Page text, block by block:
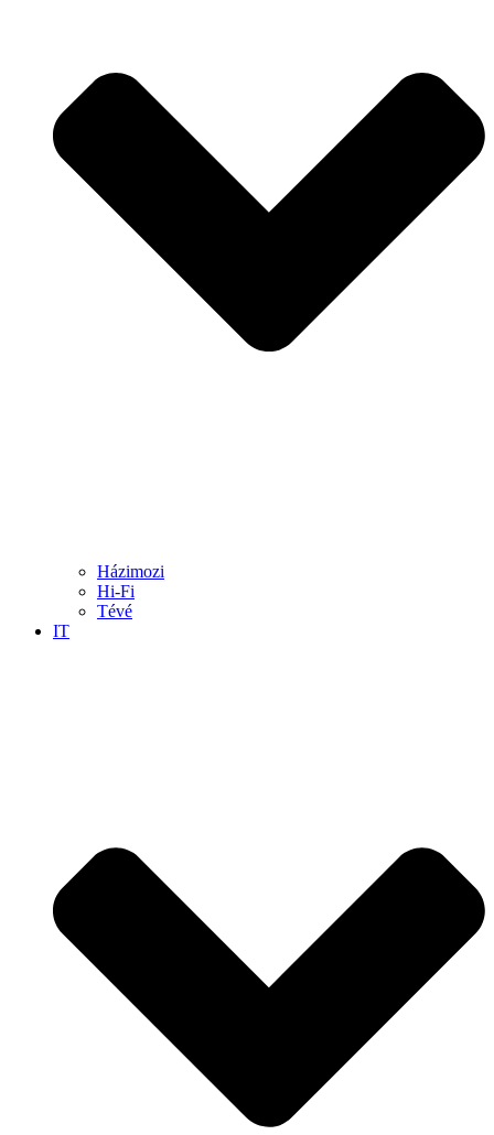
Házimozi
Hi-Fi
Tévé
IT